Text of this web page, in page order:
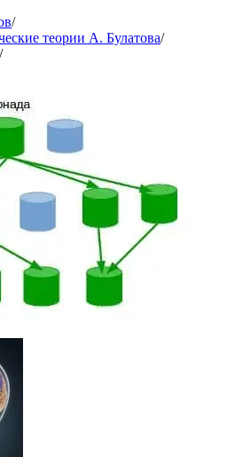
теории А. Булатова